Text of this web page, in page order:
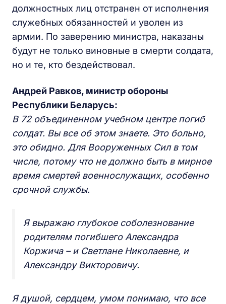
должностных лиц отстранен от исполнения
служебных обязанностей и уволен из
армии. По заверению министра, наказаны
будут не только виновные в смерти солдата,
но и те, кто бездействовал.
Андрей Равков, министр обороны
Республики Беларусь:
В 72 объединенном учебном центре погиб
солдат. Вы все об этом знаете. Это больно,
это обидно. Для Вооруженных Сил в том
числе, потому что не должно быть в мирное
время смертей военнослужащих, особенно
срочной службы.
Я выражаю глубокое соболезнование
родителям погибшего Александра
Коржича – и Светлане Николаевне, и
Александру Викторовичу.
Я душой, сердцем, умом понимаю, что все